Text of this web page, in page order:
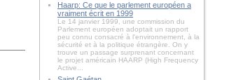
Haarp: Ce que le parlement européen a
vraiment écrit en 1999
Le 14 janvier 1999, une commission du
Parlement européen adoptait un rapport
peu connu consacré à l'environnement, à la
sécurité et à la politique étrangère. On y
trouve un passage surprenant concernant
le projet américain HAARP (High Frequency
Active...